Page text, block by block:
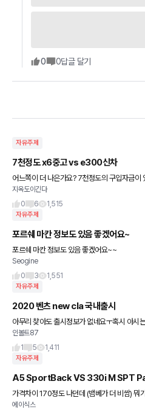
0 0답글 달기
자유주제
7천정도 x6중고 vs e300신차
어느쪽이 더 나은가요? 7천정도의 구입자금
지옥도이긴다
0
6 1,515
자유주제
포르쉐 마칸 정보도 있음 좋겠어요~
포르쉐 마칸 정보도 있음 좋겠어요~~
Seogine
0
3 1,551
자유주제
2020 벤츠 new cla 국내출시
아무리 찾아도 출시정보가 없네요ㅜ혹시 아시
인볼트87
1
5 1,411
자유주제
A5 SportBack VS 330i M SPT
가격차이 170정도 나던데 (뱀베가 더 비쌈) 뭐
에이식스